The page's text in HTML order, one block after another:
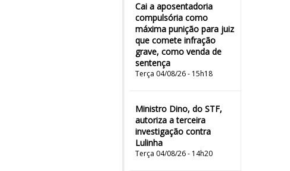
Cai a aposentadoria
compulsória como
máxima punição para juiz
que comete infração
grave, como venda de
sentença
Terça 04/08/26 - 15h18
Ministro Dino, do STF,
autoriza a terceira
investigação contra
Lulinha
Terça 04/08/26 - 14h20